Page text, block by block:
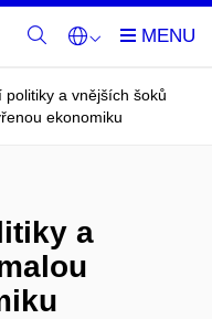
politiky a vnějších šoků
ekonomiku
a